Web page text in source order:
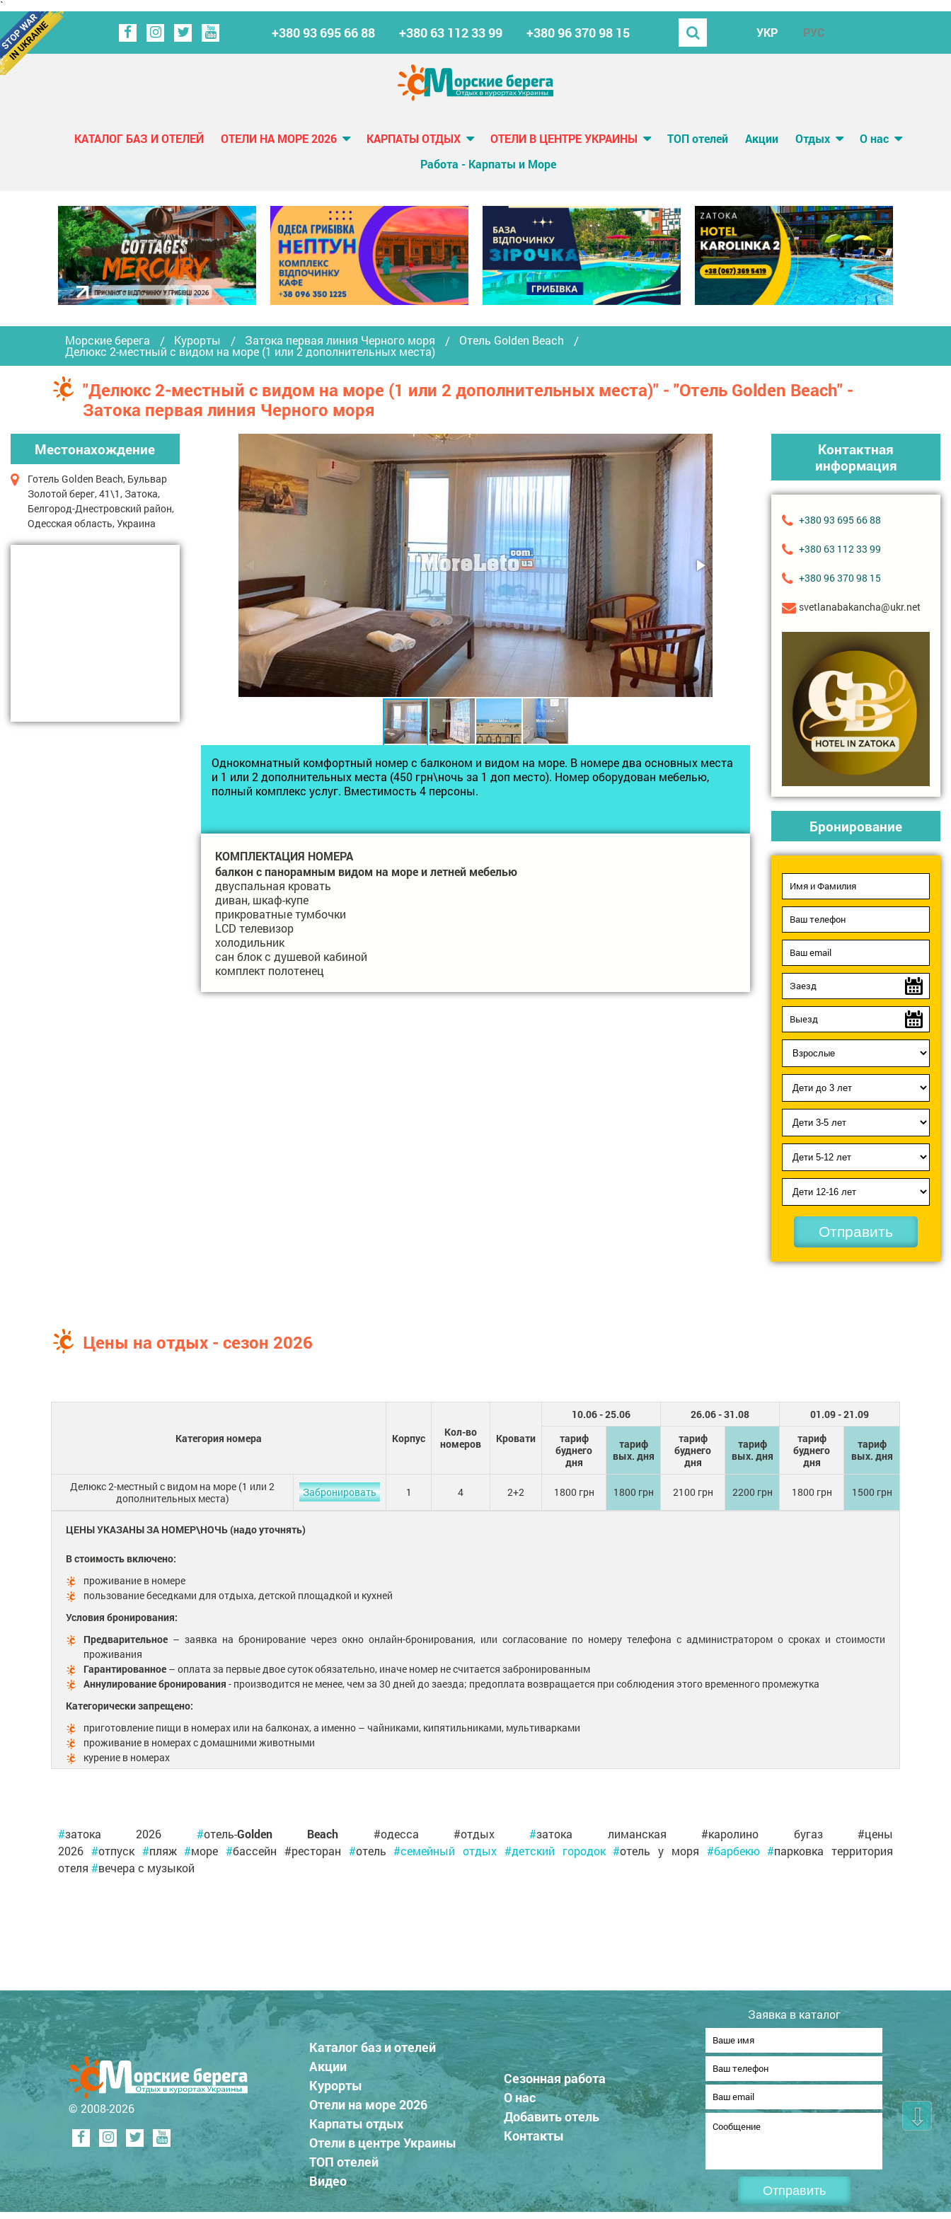
`
+380 93 695 66 88 +380 63 112 33 99 +380 96 370 98 15 УКР РУС
КАТАЛОГ БАЗ И ОТЕЛЕЙ ОТЕЛИ НА МОРЕ 2026 КАРПАТЫ ОТДЫХ ОТЕЛИ В ЦЕНТРЕ УКРАИНЫ ТОП отелей Акции Отдых
О нас
Работа - Карпаты и Море
Морские берега Курорты Затока первая линия Черного моря Отель Golden Beach
Делюкс 2-местный с видом на море (1 или 2 дополнительных места)
"Делюкс 2-местный с видом на море (1 или 2 дополнительных места)" - "Отель Golden Beach" -
Затока первая линия Черного моря
Однокомнатный комфортный номер с балконом и видом на море. В номере два основных места
и 1 или 2 дополнительных места (450 грн\ночь за 1 доп место). Номер оборудован мебелью,
полный комплекс услуг. Вместимость 4 персоны.
КОМПЛЕКТАЦИЯ НОМЕРА
балкон с панорамным видом на море и летней мебелью
двуспальная кровать
диван, шкаф-купе
прикроватные тумбочки
LCD телевизор
холодильник
сан блок с душевой кабиной
комплект полотенец
Местонахождение
Готель Golden Beach, Бульвар
Золотой берег, 41\1, Затока,
Белгород-Днестровский район,
Одесская область, Украина
Контактная
информация
+380 93 695 66 88
+380 63 112 33 99
+380 96 370 98 15
svetlanabakancha@ukr.net
Бронирование
Отправить
Цены на отдых - сезон 2026
Категория номера Корпус
Кол-во
номеров
Кровати
10.06 - 25.06 26.06 - 31.08
01.09 - 21.09
тариф
буднего
дня
тариф
вых. дня
тариф
буднего
дня
тариф
вых. дня
тариф
буднего
дня
тариф
вых. дня
Делюкс 2-местный с видом на море (1 или 2
дополнительных места)
Забронировать 1 4 2+2 1800 грн 1800 грн 2100 грн 2200 грн 1800 грн 1500 грн
ЦЕНЫ УКАЗАНЫ ЗА НОМЕР\НОЧЬ (надо уточнять)
В стоимость включено:
проживание в номере
пользование беседками для отдыха, детской площадкой и кухней
Условия бронирования:
Предварительное – заявка на бронирование через окно онлайн-бронирования, или согласование по номеру телефона с администратором о сроках и стоимости
проживания
Гарантированное – оплата за первые двое суток обязательно, иначе номер не считается забронированным
Аннулирование бронирования - производится не менее, чем за 30 дней до заезда; предоплата возвращается при соблюдения этого временного промежутка
Категорически запрещено:
приготовление пищи в номерах или на балконах, а именно – чайниками, кипятильниками, мультиварками
проживание в номерах с домашними животными
курение в номерах
#затока 2026 #отель-Golden Beach #одесса #отдых#затока лиманская #каролино бугаз #цены
2026 #отпуск #пляж#море #бассейн #ресторан #отель#семейный отдых #детский городок #отель у моря #барбекю #парковка территория
отеля #вечера с музыкой
© 2008-2026
Каталог баз и отелей
Акции
Курорты
Отели на море 2026
Карпаты отдых
Отели в центре Украины
ТОП отелей
Видео
Сезонная работа
О нас
Добавить отель
Контакты
Заявка в каталог
Отправить
⇩